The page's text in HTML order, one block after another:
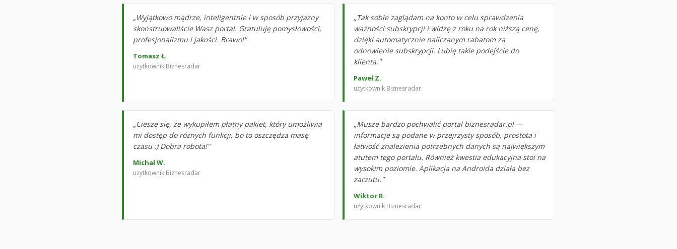
„Wyjątkowo mądrze, inteligentnie i w sposób przyjazny
skonstruowaliście Wasz portal. Gratuluję pomysłowości,
profesjonalizmu i jakości. Brawo!"
Tomasz Ł.
użytkownik Biznesradar
„Tak sobie zaglądam na konto w celu sprawdzenia
ważności subskrypcji i widzę z roku na rok niższą cenę,
dzięki automatycznie naliczanym rabatom za
odnowienie subskrypcji. Lubię takie podejście do
klienta."
Paweł Z.
użytkownik Biznesradar
„Cieszę się, że wykupiłem płatny pakiet, który umożliwia
mi dostęp do różnych funkcji, bo to oszczędza masę
czasu :) Dobra robota!"
Michał W.
użytkownik Biznesradar
„Muszę bardzo pochwalić portal biznesradar.pl —
informacje są podane w przejrzysty sposób, prostota i
łatwość znalezienia potrzebnych danych są największym
atutem tego portalu. Również kwestia edukacyjna stoi na
wysokim poziomie. Aplikacja na Androida działa bez
zarzutu."
Wiktor R.
użytkownik Biznesradar